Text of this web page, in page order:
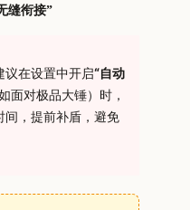
缝衔接”
议在设置中开启“自动
面对极品大锤）时，
间，提前补盾，避免